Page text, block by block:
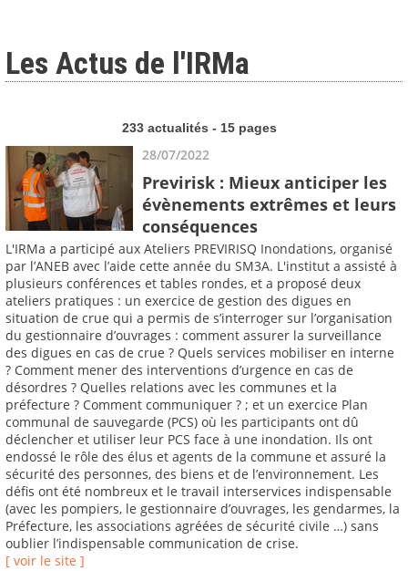
Les Actus de l'IRMa
233 actualités - 15 pages
28/07/2022
Previrisk : Mieux anticiper les
évènements extrêmes et leurs
conséquences
L'IRMa a participé aux Ateliers PREVIRISQ Inondations, organisé
par l’ANEB avec l’aide cette année du SM3A. L'institut a assisté à
plusieurs conférences et tables rondes, et a proposé deux
ateliers pratiques : un exercice de gestion des digues en
situation de crue qui a permis de s’interroger sur l’organisation
du gestionnaire d’ouvrages : comment assurer la surveillance
des digues en cas de crue ? Quels services mobiliser en interne
? Comment mener des interventions d’urgence en cas de
désordres ? Quelles relations avec les communes et la
préfecture ? Comment communiquer ? ; et un exercice Plan
communal de sauvegarde (PCS) où les participants ont dû
déclencher et utiliser leur PCS face à une inondation. Ils ont
endossé le rôle des élus et agents de la commune et assuré la
sécurité des personnes, des biens et de l’environnement. Les
défis ont été nombreux et le travail interservices indispensable
(avec les pompiers, le gestionnaire d’ouvrages, les gendarmes, la
Préfecture, les associations agréées de sécurité civile …) sans
oublier l’indispensable communication de crise.
[ voir le site ]